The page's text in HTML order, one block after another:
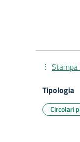
Stampa
Tipologia
Circolari